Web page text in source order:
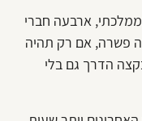
ארבעה חברי
פשרה, אם רק תהיה
הדרך גם בלי